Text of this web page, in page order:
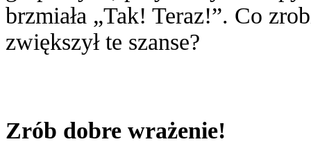
brzmiała „Tak! Teraz!”. Co
zwiększył te szanse?
Zrób dobre wrażenie!